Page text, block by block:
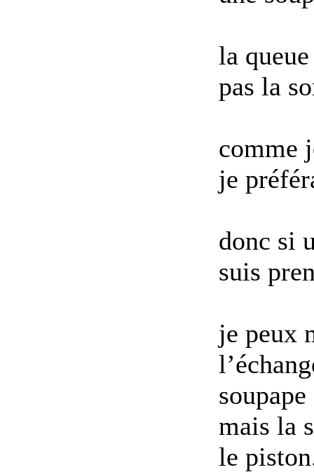
la
pas la
comme
je
donc si
suis
je peux
mais la
le